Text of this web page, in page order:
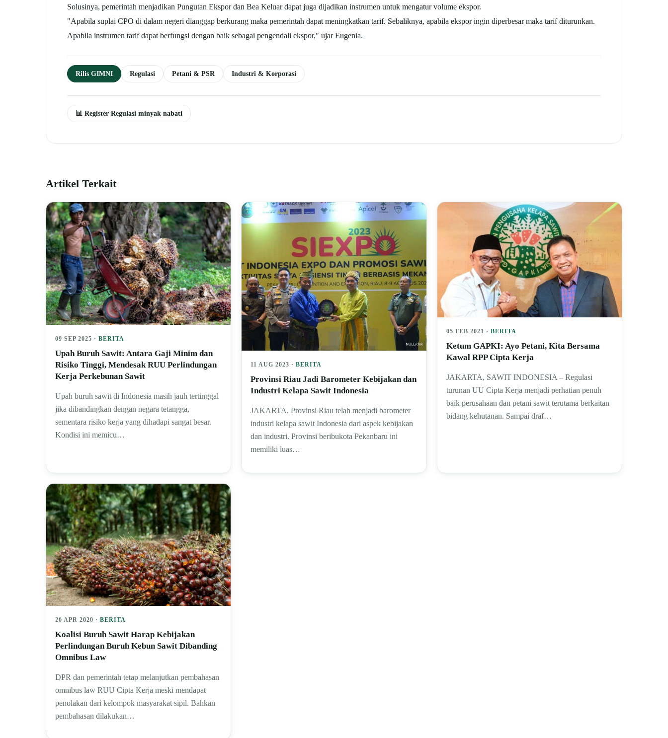
Solusinya, pemerintah menjadikan Pungutan Ekspor dan Bea Keluar dapat juga dijadikan instrumen untuk mengatur volume ekspor.
"Apabila suplai CPO di dalam negeri dianggap berkurang maka pemerintah dapat meningkatkan tarif. Sebaliknya, apabila ekspor ingin diperbesar maka tarif diturunkan.
Apabila instrumen tarif dapat berfungsi dengan baik sebagai pengendali ekspor," ujar Eugenia.
Rilis GIMNI Regulasi Petani & PSR Industri & Korporasi
📊 Register Regulasi minyak nabati
Artikel Terkait
09 SEP 2025 · BERITA
Upah Buruh Sawit: Antara Gaji Minim dan
Risiko Tinggi, Mendesak RUU Perlindungan
Kerja Perkebunan Sawit
Upah buruh sawit di Indonesia masih jauh tertinggal
jika dibandingkan dengan negara tetangga,
sementara risiko kerja yang dihadapi sangat besar.
Kondisi ini memicu…
11 AUG 2023 ·BERITA
Provinsi Riau Jadi Barometer Kebijakan dan
Industri Kelapa Sawit Indonesia
JAKARTA. Provinsi Riau telah menjadi barometer
industri kelapa sawit Indonesia dari aspek kebijakan
dan industri. Provinsi beribukota Pekanbaru ini
memiliki luas…
05 FEB 2021 · BERITA
Ketum GAPKI: Ayo Petani, Kita Bersama
Kawal RPP Cipta Kerja
JAKARTA, SAWIT INDONESIA – Regulasi
turunan UU Cipta Kerja menjadi perhatian penuh
baik perusahaan dan petani sawit terutama berkaitan
bidang kehutanan. Sampai draf…
20 APR 2020 · BERITA
Koalisi Buruh Sawit Harap Kebijakan
Perlindungan Buruh Kebun Sawit Dibanding
Omnibus Law
DPR dan pemerintah tetap melanjutkan pembahasan
omnibus law RUU Cipta Kerja meski mendapat
penolakan dari kelompok masyarakat sipil. Bahkan
pembahasan dilakukan…